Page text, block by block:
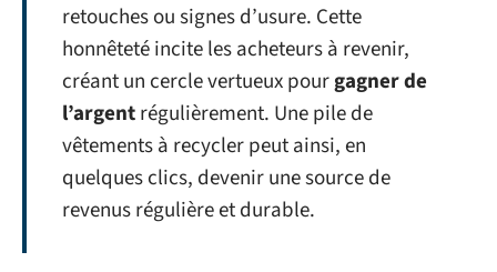
retouches ou signes d’usure. Cette
honnêteté incite les acheteurs à revenir,
créant un cercle vertueux pourgagner de
l’argentrégulièrement. Une pile de
vêtements à recycler peut ainsi, en
quelques clics, devenir une source de
revenus régulière et durable.